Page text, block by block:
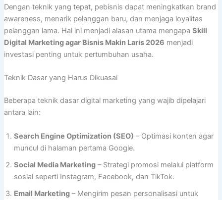
Dengan teknik yang tepat, pebisnis dapat meningkatkan brand
awareness, menarik pelanggan baru, dan menjaga loyalitas
pelanggan lama. Hal ini menjadi alasan utama mengapa Skill
Digital Marketing agar Bisnis Makin Laris 2026 menjadi
investasi penting untuk pertumbuhan usaha.
Teknik Dasar yang Harus Dikuasai
Beberapa teknik dasar digital marketing yang wajib dipelajari
antara lain:
Search Engine Optimization (SEO) – Optimasi konten agar
muncul di halaman pertama Google.
Social Media Marketing– Strategi promosi melalui platform
sosial seperti Instagram, Facebook, dan TikTok.
Email Marketing– Mengirim pesan personalisasi untuk